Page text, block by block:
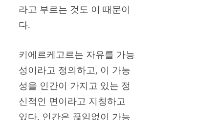
라고 부르는 것도 이 때문이
다.
키에르케고르는 자유를 가능
성이라고 정의하고, 이 가능
성을 인간이 가지고 있는 정
신적인 면이라고 지칭하고
있다. 인간은 끊임없이 가능